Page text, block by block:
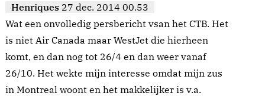
Henriques 27 dec. 2014 00.53
Wat een onvolledig persbericht vsan het CTB. Het
is niet Air Canada maar WestJet die hierheen
komt, en dan nog tot 26/4 en dan weer vanaf
26/10. Het wekte mijn interesse omdat mijn zus
in Montreal woont en het makkelijker is v.a.